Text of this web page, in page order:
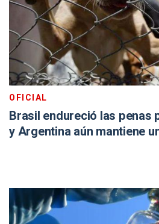
OFICIAL
Brasil endureció las penas
y Argentina aún mantiene